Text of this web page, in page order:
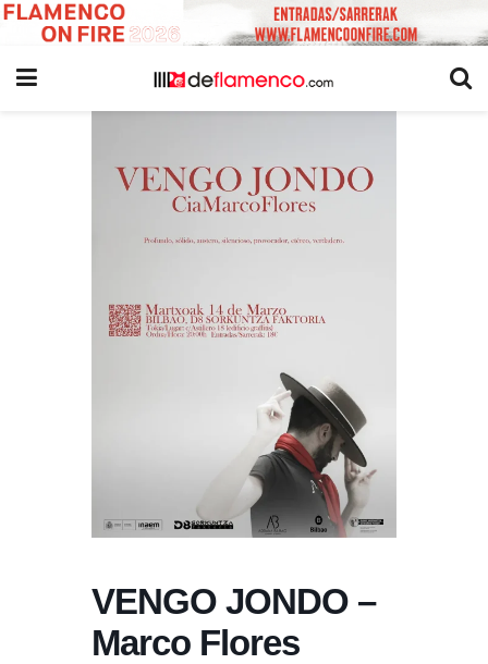
VENGO JONDO –
Marco Flores